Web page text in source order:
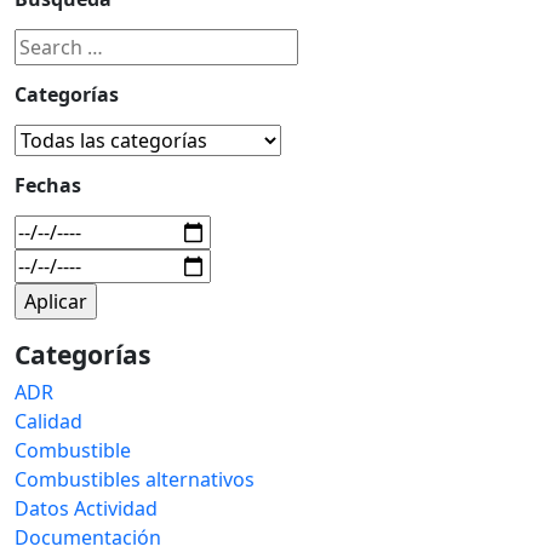
Categorías
Fechas
Categorías
ADR
Calidad
Combustible
Combustibles alternativos
Datos Actividad
Documentación